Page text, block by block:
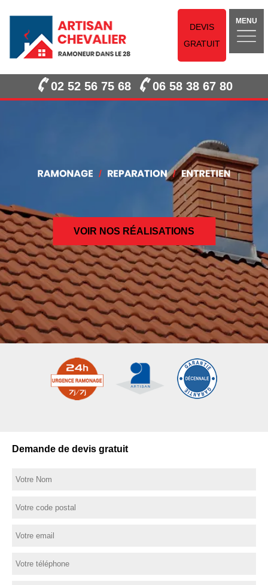
DEVIS
GRATUIT
MENU
02 52 56 75 68 06 58 38 67 80
VOIR NOS RÉALISATIONS
Demande de devis gratuit